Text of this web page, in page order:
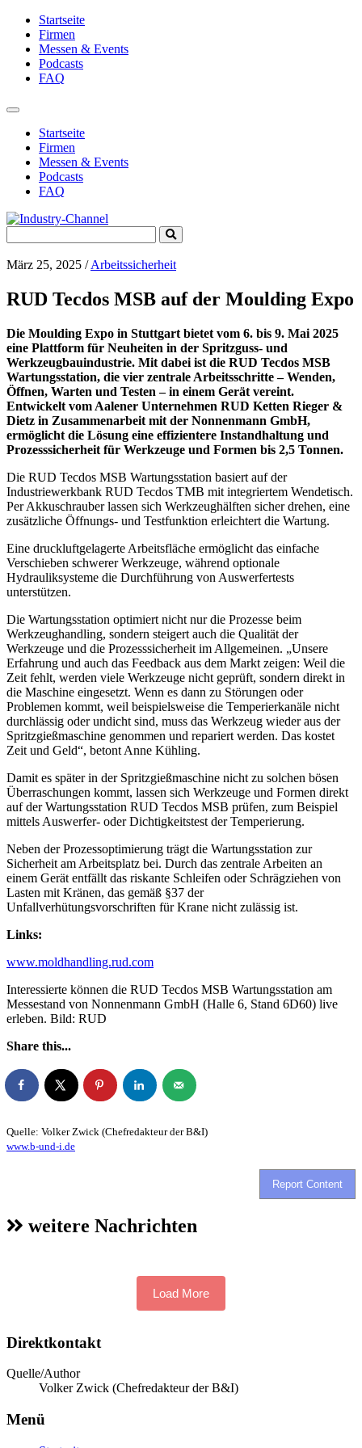
Startseite
Firmen
Messen & Events
Podcasts
FAQ
Toggle
navigationStartseite
Firmen
Messen & Events
Podcasts
FAQ
for:
Submit
Search
März 25, 2025 /Arbeitssicherheit
RUD Tecdos MSB auf der Moulding Expo
Die Moulding Expo in Stuttgart bietet vom 6. bis 9. Mai 2025
eine Plattform für Neuheiten in der Spritzguss- und
Werkzeugbauindustrie. Mit dabei ist die RUD Tecdos MSB
Wartungsstation, die vier zentrale Arbeitsschritte – Wenden,
Öffnen, Warten und Testen – in einem Gerät vereint.
Entwickelt vom Aalener Unternehmen RUD Ketten Rieger &
Dietz in Zusammenarbeit mit der Nonnenmann GmbH,
ermöglicht die Lösung eine effizientere Instandhaltung und
Prozesssicherheit für Werkzeuge und Formen bis 2,5 Tonnen.
Die RUD Tecdos MSB Wartungsstation basiert auf der
Industriewerkbank RUD Tecdos TMB mit integriertem Wendetisch.
Per Akkuschrauber lassen sich Werkzeughälften sicher drehen, eine
zusätzliche Öffnungs- und Testfunktion erleichtert die Wartung.
Eine druckluftgelagerte Arbeitsfläche ermöglicht das einfache
Verschieben schwerer Werkzeuge, während optionale
Hydrauliksysteme die Durchführung von Auswerfertests
unterstützen.
Die Wartungsstation optimiert nicht nur die Prozesse beim
Werkzeughandling, sondern steigert auch die Qualität der
Werkzeuge und die Prozesssicherheit im Allgemeinen. „Unsere
Erfahrung und auch das Feedback aus dem Markt zeigen: Weil die
Zeit fehlt, werden viele Werkzeuge nicht geprüft, sondern direkt in
die Maschine eingesetzt. Wenn es dann zu Störungen oder
Problemen kommt, weil beispielsweise die Temperierkanäle nicht
durchlässig oder undicht sind, muss das Werkzeug wieder aus der
Spritzgießmaschine genommen und repariert werden. Das kostet
Zeit und Geld“, betont Anne Kühling.
Damit es später in der Spritzgießmaschine nicht zu solchen bösen
Überraschungen kommt, lassen sich Werkzeuge und Formen direkt
auf der Wartungsstation RUD Tecdos MSB prüfen, zum Beispiel
mittels Auswerfer- oder Dichtigkeitstest der Temperierung.
Neben der Prozessoptimierung trägt die Wartungsstation zur
Sicherheit am Arbeitsplatz bei. Durch das zentrale Arbeiten an
einem Gerät entfällt das riskante Schleifen oder Schrägziehen von
Lasten mit Kränen, das gemäß §37 der
Unfallverhütungsvorschriften für Krane nicht zulässig ist.
Links:
www.moldhandling.rud.com
Interessierte können die RUD Tecdos MSB Wartungsstation am
Messestand von Nonnenmann GmbH (Halle 6, Stand 6D60) live
erleben. Bild: RUD
Share this...
Quelle: Volker Zwick (Chefredakteur der B&I)
www.b-und-i.de
Report Content
weitere Nachrichten
Load More
Direktkontakt
Quelle/Author
Volker Zwick (Chefredakteur der B&I)
Menü